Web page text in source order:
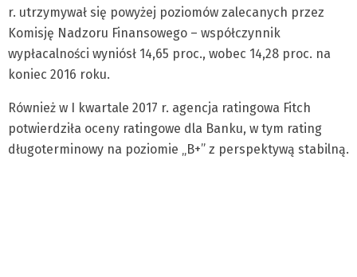
r. utrzymywał się powyżej poziomów zalecanych przez
Komisję Nadzoru Finansowego – współczynnik
wypłacalności wyniósł 14,65 proc., wobec 14,28 proc. na
koniec 2016 roku.
Również w I kwartale 2017 r. agencja ratingowa Fitch
potwierdziła oceny ratingowe dla Banku, w tym rating
długoterminowy na poziomie „B+” z perspektywą stabilną.